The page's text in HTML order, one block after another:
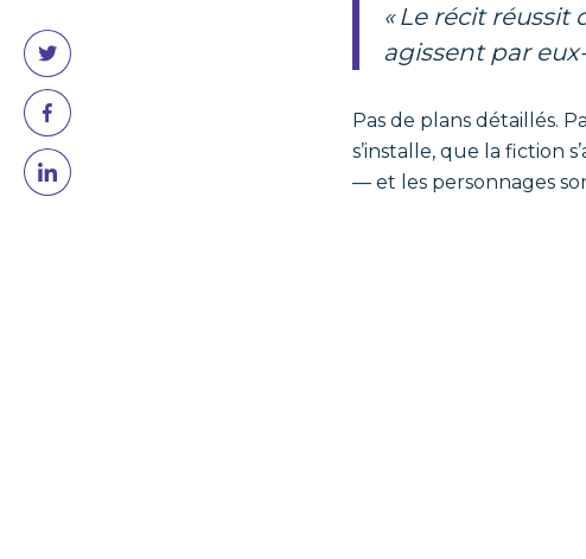
« Le récit réussit quand les personnages prennent vie. Quand ils
agissent par
Pas de plans détaillés.
s’installe, que la fiction
— et les personnages